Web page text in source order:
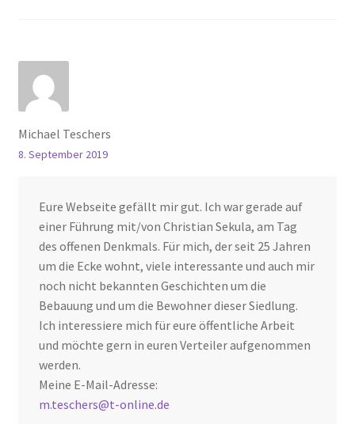
Michael Teschers
8. September 2019
Eure Webseite gefällt mir gut. Ich war gerade auf
einer Führung mit/von Christian Sekula, am Tag
des offenen Denkmals. Für mich, der seit 25 Jahren
um die Ecke wohnt, viele interessante und auch mir
noch nicht bekannten Geschichten um die
Bebauung und um die Bewohner dieser Siedlung.
Ich interessiere mich für eure öffentliche Arbeit
und möchte gern in euren Verteiler aufgenommen
werden.
Meine E-Mail-Adresse:
m.teschers@t-online.de